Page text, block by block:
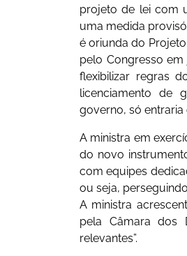
projeto de lei com
uma medida
é oriunda do
pelo Congresso
flexibilizar regras
licenciamento de
governo, só entraria
A ministra em
do novo
com equipes
ou seja,
A ministra
pela Câmara dos
relevantes”.